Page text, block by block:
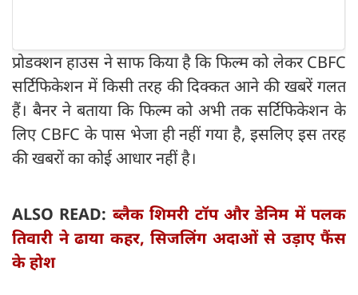
प्रोडक्शन हाउस ने साफ किया है कि फिल्म को लेकर CBFC
सर्टिफिकेशन में किसी तरह की दिक्कत आने की खबरें गलत
हैं। बैनर ने बताया कि फिल्म को अभी तक सर्टिफिकेशन के
लिए CBFC के पास भेजा ही नहीं गया है, इसलिए इस तरह
की खबरों का कोई आधार नहीं है।
ALSO READ: ब्लैक शिमरी टॉप और डेनिम में पलक
तिवारी ने ढाया कहर, सिजलिंग अदाओं से उड़ाए फैंस
के होश